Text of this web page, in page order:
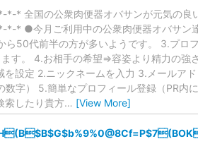
公衆肉便器オバサンが元気の良い
ご利用中の公衆肉便器オバサン達
50代前半の方が多いようです。 3.プロ
。 4.お相手の希望⇒容姿より精力の強
設定 2.ニックネームを入力 3.メールア
字） 5.簡単なプロフィール登録（PR内
索したり貴方… [View More]